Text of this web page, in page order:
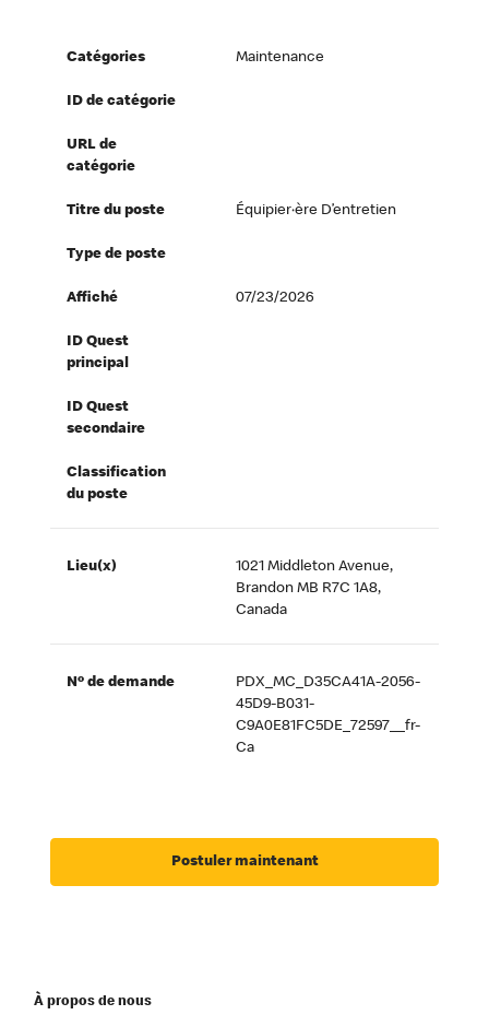
Catégories Maintenance
ID de catégorie
URL de
catégorie
Titre du poste Équipier·ère D’entretien
Type de poste
Affiché 07/23/2026
ID Quest
principal
ID Quest
secondaire
Classification
du poste
Lieu(x)
1021 Middleton Avenue,
Brandon MB R7C 1A8,
Canada
Nº de demande
PDX_MC_D35CA41A-2056-
45D9-B031-
C9A0E81FC5DE_72597__fr-
Ca
Postuler maintenant
À propos de nous